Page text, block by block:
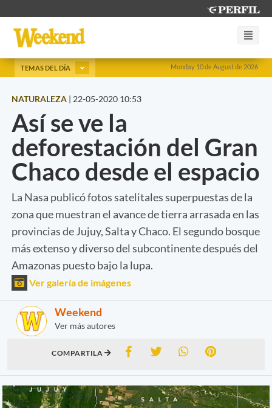
Monday 10 de August de 2026
TEMAS DEL DÍA
NATURALEZA | 22-05-2020 10:53
Así se ve la
deforestación del Gran
Chaco desde el espacio
La Nasa publicó fotos satelitales superpuestas de la
zona que muestran el avance de tierra arrasada en las
provincias de Jujuy, Salta y Chaco. El segundo bosque
más extenso y diverso del subcontinente después del
Amazonas puesto bajo la lupa.
Ver galería de imágenes
Weekend
Ver más autores
COMPARTILA